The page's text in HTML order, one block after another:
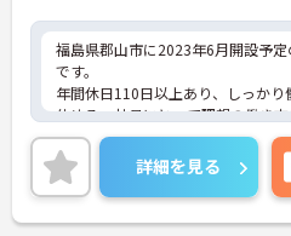
福島県郡山市に2023年6月開設予定
です。
年間休日110日以上あり、しっかり
休める、社員にとって理想の働き
す。
あなたの経験やスキルを活かして
心して過ごせる空間づくりにチャ
んか？
ご興味をお持ちの方はお気軽にお
詳細を見る